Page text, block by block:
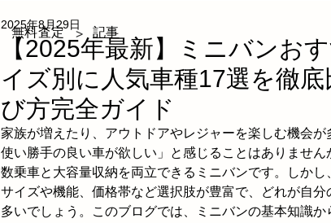
【2025年最新】ミニバンお
イズ別に人気車種17選を徹
び方完全ガイド
2025年8月29日
家族が増えたり、アウトドアやレジャーを楽しむ機会
使い勝手の良い車が欲しい」と感じることはありませ
数乗車と大容量収納を両立できるミニバンです。しかし
サイズや機能、価格帯など選択肢が豊富で、どれが自
多いでしょう。このブログでは、ミニバンの基本知識
無料査定 > 記事